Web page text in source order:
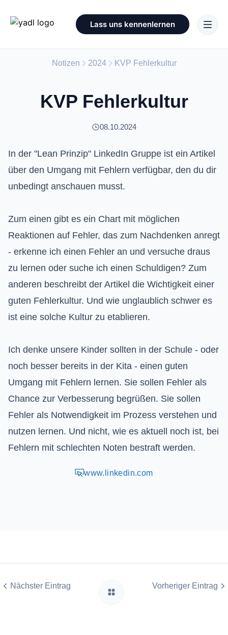
Lass uns kennenlernen
Notizen 2024 KVP Fehlerkultur
KVP Fehlerkultur
08.10.2024
In der "Lean Prinzip" LinkedIn Gruppe ist ein Artikel
über den Umgang mit Fehlern verfügbar, den du dir
unbedingt anschauen musst.
Zum einen gibt es ein Chart mit möglichen
Reaktionen auf Fehler, das zum Nachdenken anregt
- erkenne ich einen Fehler an und versuche draus
zu lernen oder suche ich einen Schuldigen? Zum
anderen beschreibt der Artikel die Wichtigkeit einer
guten Fehlerkultur. Und wie unglaublich schwer es
ist eine solche Kultur zu etablieren.
Ich denke unsere Kinder sollten in der Schule - oder
noch besser bereits in der Kita - einen guten
Umgang mit Fehlern lernen. Sie sollen Fehler als
Chance zur Verbesserung begrüßen. Sie sollen
Fehler als Notwendigkeit im Prozess verstehen und
nutzen lernen. Und nicht, wie es aktuell noch ist, bei
Fehlern mit schlechten Noten bestraft werden.
www.linkedin.com
Nächster Eintrag Vorheriger Eintrag